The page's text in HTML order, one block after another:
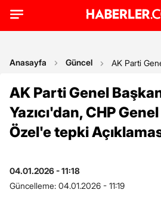
Anasayfa Güncel AK Parti
AK Parti Genel Başkan
Yazıcı'dan, CHP
Özel'e tepki
04.01.2026 - 11:18
Güncelleme: 04.01.2026 - 11:19